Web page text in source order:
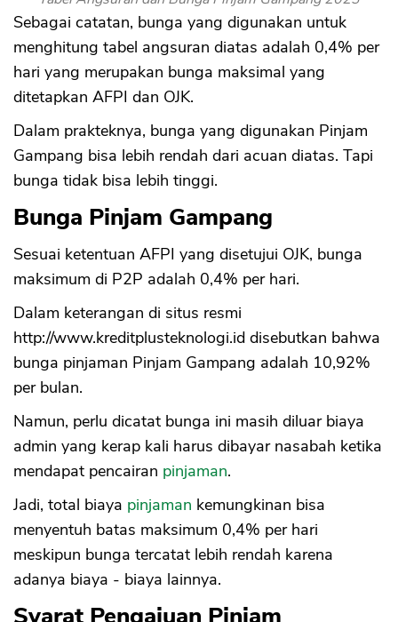
Sebagai catatan, bunga yang digunakan untuk
menghitung tabel angsuran diatas adalah 0,4% per
hari yang merupakan bunga maksimal yang
ditetapkan AFPI dan OJK.
Dalam prakteknya, bunga yang digunakan Pinjam
Gampang bisa lebih rendah dari acuan diatas. Tapi
bunga tidak bisa lebih tinggi.
Bunga Pinjam Gampang
Sesuai ketentuan AFPI yang disetujui OJK, bunga
maksimum di P2P adalah 0,4% per hari.
Dalam keterangan di situs resmi
http://www.kreditplusteknologi.id disebutkan bahwa
bunga pinjaman Pinjam Gampang adalah 10,92%
per bulan.
Namun, perlu dicatat bunga ini masih diluar biaya
admin yang kerap kali harus dibayar nasabah ketika
mendapat pencairan pinjaman.
Jadi, total biaya pinjaman kemungkinan bisa
menyentuh batas maksimum 0,4% per hari
meskipun bunga tercatat lebih rendah karena
adanya biaya - biaya lainnya.